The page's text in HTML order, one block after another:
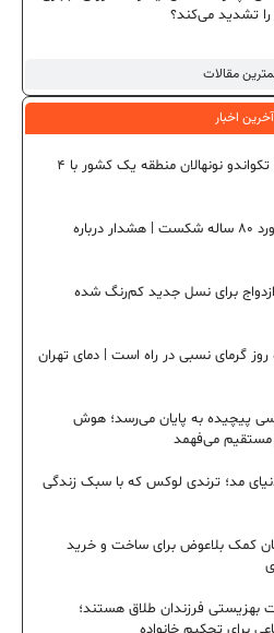
مقالات
را تشدید می‌کند؟
آخرین اخبار
قهرمانی دختران کردستان در تکواندو نونهالان منطقه یک کشور با ۴
تورم ۶۶ درصدی در ایران؛ رکورد ۸۰ ساله شکست | هشدار درباره
ازدواج برای نسل جدید کم‌رنگ شده
هشدار هواشناسی؛ ۴۰ تا ۵۰ روز گرمای نسبی در راه است | دمای تهران
پیچیده به پایان می‌رسد؛ هوش
مستقیم می‌فهمد
مد؛ ترندی لوکس که با سبک زندگی
تومان کمک بلاعوض برای ساخت و خرید
بهزیستی فرزندان طلاق هستند؛